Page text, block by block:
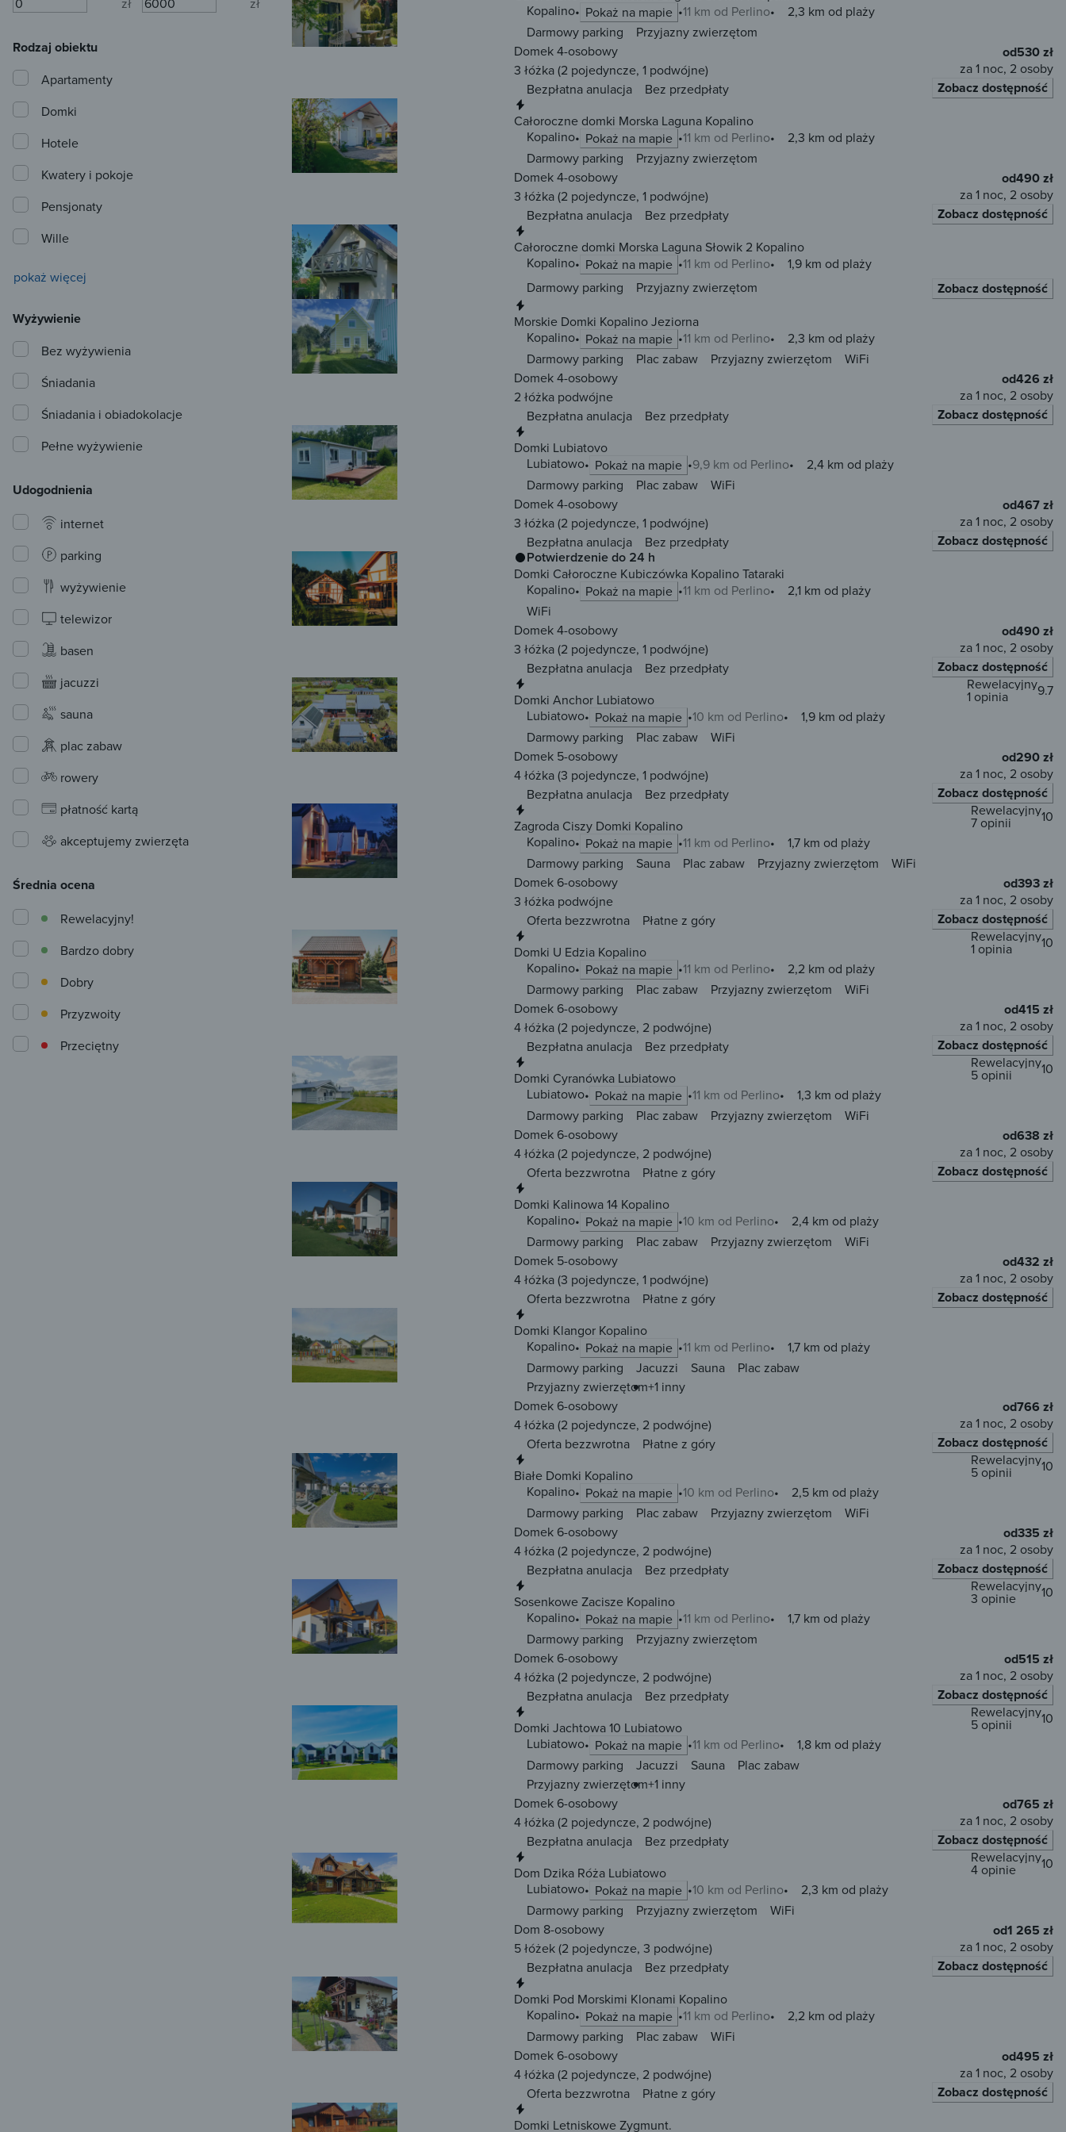
Kopalino
Pokaż na mapie 11 km od Perlino
2,3 km od plaży
Darmowy parking
Przyjazny zwierzętom
Domek 4-osobowy
3 łóżka(2 pojedyncze, 1 podwójne)
Bezpłatna anulacja
Bez przedpłaty
od530 zł
za 1 noc, 2 osoby
Zobacz dostępność
Całoroczne domki Morska Laguna Kopalino
Kopalino
Pokaż na mapie 11 km od Perlino
2,3 km od plaży
Darmowy parking
Przyjazny zwierzętom
Domek 4-osobowy
3 łóżka(2 pojedyncze, 1 podwójne)
Bezpłatna anulacja
Bez przedpłaty
od490 zł
za 1 noc, 2 osoby
Zobacz dostępność
Całoroczne domki Morska Laguna Słowik 2 Kopalino
Kopalino
Pokaż na mapie 11 km od Perlino
1,9 km od plaży
Darmowy parking
Przyjazny zwierzętom
Zobacz dostępność
Morskie Domki Kopalino Jeziorna
Kopalino
Pokaż na mapie 11 km od Perlino
2,3 km od plaży
Darmowy parking
Plac zabaw Przyjazny zwierzętom
WiFi
Domek 4-osobowy
2 łóżka podwójne
Bezpłatna anulacja
Bez przedpłaty
od426 zł
za 1 noc, 2 osoby
Zobacz dostępność
Domki Lubiatovo
Lubiatowo
Pokaż na mapie 9,9 km od Perlino
2,4 km od plaży
Darmowy parking
Plac zabaw
WiFi
Domek 4-osobowy
3 łóżka(2 pojedyncze, 1 podwójne)
Bezpłatna anulacja
Bez przedpłaty
od467 zł
za 1 noc, 2 osoby
Zobacz dostępność
Potwierdzenie do 24 h
Domki Całoroczne Kubiczówka Kopalino Tataraki
Kopalino
Pokaż na mapie 11 km od Perlino
2,1 km od plaży
WiFi
Domek 4-osobowy
3 łóżka(2 pojedyncze, 1 podwójne)
Bezpłatna anulacja
Bez przedpłaty
od490 zł
za 1 noc, 2 osoby
Zobacz dostępność
Domki Anchor Lubiatowo
Lubiatowo
Pokaż na mapie 10 km od Perlino 1,9 km od plaży
9.7
Rewelacyjny
1 opinia
Darmowy parking Plac zabaw
WiFi
Domek 5-osobowy
4 łóżka(3 pojedyncze, 1 podwójne)
Bezpłatna anulacja
Bez przedpłaty
od290 zł
za 1 noc, 2 osoby
Zobacz dostępność
Zagroda Ciszy Domki Kopalino
Kopalino
Pokaż na mapie 11 km od Perlino 1,7 km od plaży
10
Rewelacyjny
7 opinii
Darmowy parking Sauna Plac zabaw Przyjazny zwierzętom
WiFi
Domek 6-osobowy
3 łóżka podwójne
Oferta bezzwrotna
Płatne z góry
od393 zł
za 1 noc, 2 osoby
Zobacz dostępność
Domki U Edzia Kopalino
Kopalino
Pokaż na mapie 11 km od Perlino 2,2 km od plaży
10
Rewelacyjny
1 opinia
Darmowy parking Plac zabaw Przyjazny zwierzętom
WiFi
Domek 6-osobowy
4 łóżka(2 pojedyncze, 2 podwójne)
Bezpłatna anulacja
Bez przedpłaty
od415 zł
za 1 noc, 2 osoby
Zobacz dostępność
Domki Cyranówka Lubiatowo
Lubiatowo
Pokaż na mapie 11 km od Perlino 1,3 km od plaży
10
Rewelacyjny
5 opinii
Darmowy parking Plac zabaw Przyjazny zwierzętom
WiFi
Domek 6-osobowy
4 łóżka(2 pojedyncze, 2 podwójne)
Oferta bezzwrotna
Płatne z góry
od638 zł
za 1 noc, 2 osoby
Zobacz dostępność
Domki Kalinowa 14 Kopalino
Kopalino
Pokaż na mapie 10 km od Perlino
2,4 km od plaży
Darmowy parking
Plac zabaw Przyjazny zwierzętom
WiFi
Domek 5-osobowy
4 łóżka(3 pojedyncze, 1 podwójne)
Oferta bezzwrotna
Płatne z góry
od432 zł
za 1 noc, 2 osoby
Zobacz dostępność
Domki Klangor Kopalino
Kopalino
Pokaż na mapie 11 km od Perlino
1,7 km od plaży
Darmowy parking
Jacuzzi Sauna
Plac zabaw
Przyjazny zwierzętom+1 inny
Domek 6-osobowy
4 łóżka(2 pojedyncze, 2 podwójne)
Oferta bezzwrotna
Płatne z góry
od766 zł
za 1 noc, 2 osoby
Zobacz dostępność
Białe Domki Kopalino
Kopalino
Pokaż na mapie 10 km od Perlino 2,5 km od plaży
10
Rewelacyjny
5 opinii
Darmowy parking Plac zabaw Przyjazny zwierzętom
WiFi
Domek 6-osobowy
4 łóżka(2 pojedyncze, 2 podwójne)
Bezpłatna anulacja
Bez przedpłaty
od335 zł
za 1 noc, 2 osoby
Zobacz dostępność
Sosenkowe Zacisze Kopalino
Kopalino
Pokaż na mapie 11 km od Perlino 1,7 km od plaży
10
Rewelacyjny
3 opinie
Darmowy parking
Przyjazny zwierzętom
Domek 6-osobowy
4 łóżka(2 pojedyncze, 2 podwójne)
Bezpłatna anulacja
Bez przedpłaty
od515 zł
za 1 noc, 2 osoby
Zobacz dostępność
Domki Jachtowa 10 Lubiatowo
Lubiatowo
Pokaż na mapie 11 km od Perlino 1,8 km od plaży
10
Rewelacyjny
5 opinii
Darmowy parking Jacuzzi Sauna
Plac zabaw
Przyjazny zwierzętom+1 inny
Domek 6-osobowy
4 łóżka(2 pojedyncze, 2 podwójne)
Bezpłatna anulacja
Bez przedpłaty
od765 zł
za 1 noc, 2 osoby
Zobacz dostępność
Dom Dzika Róża Lubiatowo
Lubiatowo
Pokaż na mapie 10 km od Perlino 2,3 km od plaży
10
Rewelacyjny
4 opinie
Darmowy parking Przyjazny zwierzętom
WiFi
Dom 8-osobowy
5 łóżek(2 pojedyncze, 3 podwójne)
Bezpłatna anulacja
Bez przedpłaty
od1 265 zł
za 1 noc, 2 osoby
Zobacz dostępność
Domki Pod Morskimi Klonami Kopalino
Kopalino
Pokaż na mapie 11 km od Perlino
2,2 km od plaży
Darmowy parking
Plac zabaw
WiFi
Domek 6-osobowy
4 łóżka(2 pojedyncze, 2 podwójne)
Oferta bezzwrotna
Płatne z góry
od495 zł
za 1 noc, 2 osoby
Zobacz dostępność
Domki Letniskowe Zygmunt.
Rodzaj obiektu
Apartamenty
Domki
Hotele
Kwatery i pokoje
Pensjonaty
Wille
pokaż więcej
Wyżywienie
Bez wyżywienia
Śniadania
Śniadania i obiadokolacje
Pełne wyżywienie
Udogodnienia
internet
parking
wyżywienie
telewizor
basen
jacuzzi
sauna
plac zabaw
rowery
płatność kartą
akceptujemy zwierzęta
Średnia ocena
Przeciętny
Przyzwoity
Dobry
Bardzo dobry
Rewelacyjny!